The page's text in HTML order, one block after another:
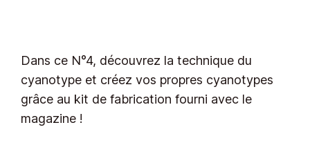
t
i
t
é
Dans ce N°4, découvrez la technique du
cyanotype et créez vos propres cyanotypes
grâce au kit de fabrication fourni avec le
magazine !